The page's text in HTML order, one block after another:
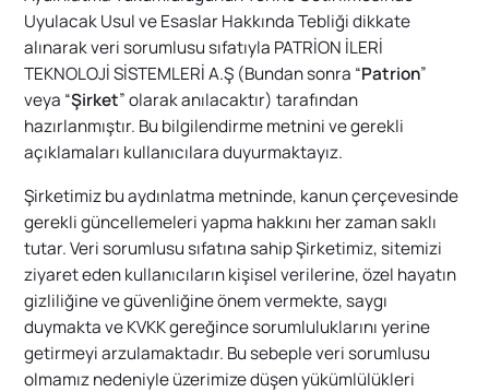
Uyulacak Usul ve Esaslar Hakkında Tebliği dikkate
alınarak veri sorumlusu sıfatıyla PATRİON İLERİ
TEKNOLOJİ SİSTEMLERİ A.Ş (Bundan sonra “Patrion”
veya “Şirket” olarak anılacaktır) tarafından
hazırlanmıştır. Bu bilgilendirme metnini ve gerekli
açıklamaları kullanıcılara duyurmaktayız.
Şirketimiz bu aydınlatma metninde, kanun çerçevesinde
gerekli güncellemeleri yapma hakkını her zaman saklı
tutar. Veri sorumlusu sıfatına sahip Şirketimiz, sitemizi
ziyaret eden kullanıcıların kişisel verilerine, özel hayatın
gizliliğine ve güvenliğine önem vermekte, saygı
duymakta ve KVKK gereğince sorumluluklarını yerine
getirmeyi arzulamaktadır. Bu sebeple veri sorumlusu
olmamız nedeniyle üzerimize düşen yükümlülükleri